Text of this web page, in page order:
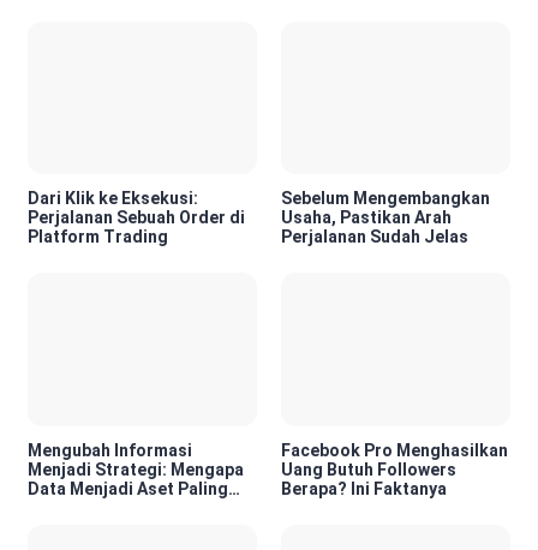
Dari Klik ke Eksekusi:
Perjalanan Sebuah Order di
Platform Trading
Sebelum Mengembangkan
Usaha, Pastikan Arah
Perjalanan Sudah Jelas
Mengubah Informasi
Menjadi Strategi: Mengapa
Data Menjadi Aset Paling
Facebook Pro Menghasilkan
Uang Butuh Followers
Berapa? Ini Faktanya